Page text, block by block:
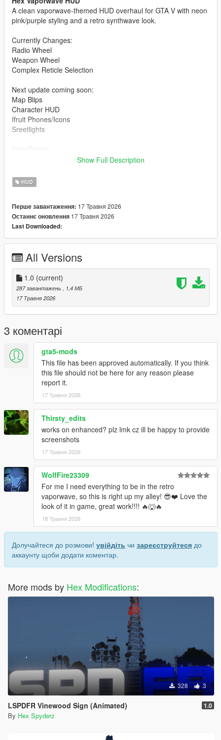
A clean vaporwave-themed HUD overhaul for GTA V with neon
pink/purple styling and a retro synthwave look.
Currently Changes:
Radio Wheel
Weapon Wheel
Complex Reticle Selection
Next update coming soon:
Map Blips
Character HUD
Ifruit Phones/Icons
Sreetlights
Enable Edit Mode
Install the included .oiv using the OpenIV Package
Launch GTA V
Bug Reports
Please disable other HUD/UI mods before reporting issues.
Include screenshots and your installed mods list if possible.
License
Created byHex Modifications
Free for personal use only. Do not re-upload, redistribute, edit
and re-upload, or claim this mod as your own without
2026 Hex Modifications.
Show Full Description
HUD
Перше завантаження: 17 Травня 2026
Останнє оновлення 17 Травня 2026
Last Downloaded:
All Versions
1.0 (current)
287 завантажень
, 1,4 МБ
17 Травня 2026
3 коментарі
gta5-mods
This file has been approved automatically. If you think
this file should not be here for any reason please
report it.
17 Травня 2026
Thirsty_edits
works on enhanced? plz lmk cz ill be happy to provide
screenshots
17 Травня 2026
WolfFire23309
For me I need everything to be in the retro
vaporwave, so this is right up my alley! 😎❤️ Love the
look of it in game, great work!!!! 🔥🐺🔥
18 Травня 2026
Долучайтеся до розмови! увійдіть чи зареєструйтеся до
аккаунту щоби додати коментар.
More mods by Hex Modifications:
328 3
LSPDFR Vinewood Sign (Animated) 1.0
By Hex Spyderz